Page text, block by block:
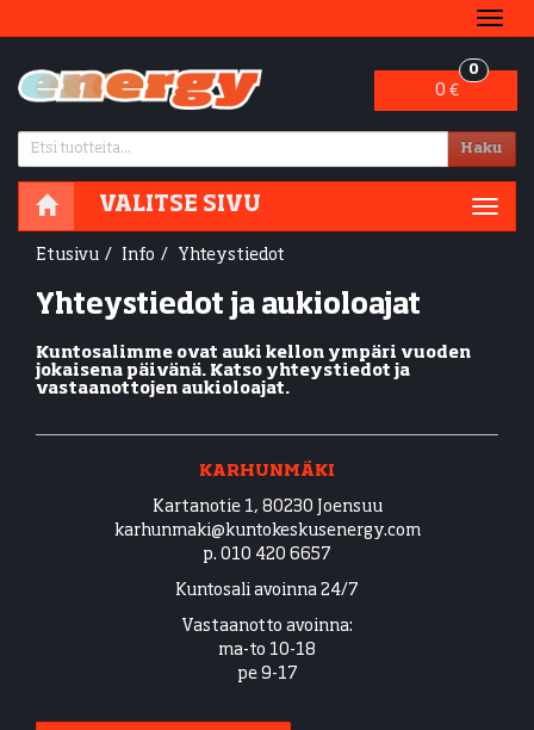
0 €
0
Haku
VALITSE SIVU
Etusivu Info Yhteystiedot
Yhteystiedot ja aukioloajat
Kuntosalimme ovat auki kellon ympäri vuoden
jokaisena päivänä. Katso yhteystiedot ja
vastaanottojen aukioloajat.
KARHUNMÄKI
Kartanotie 1, 80230 Joensuu
​​​​​​​​​​​​​​karhunmaki@kuntokeskusenergy.com
p. 010 420 6657
Kuntosali avoinna 24/7
Vastaanotto avoinna:
ma-to 10-18
pe 9-17